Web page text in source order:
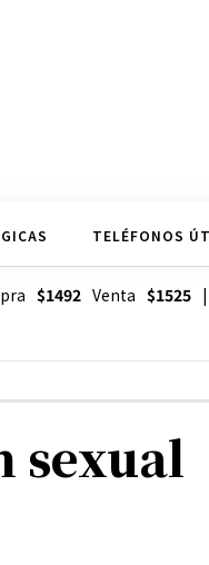
TELÉFONOS
$1492Venta $1525|
sexual